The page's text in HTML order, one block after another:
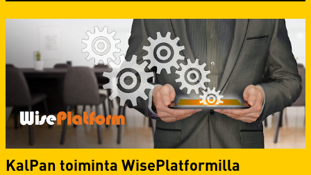
KalPan toiminta WisePlatformilla